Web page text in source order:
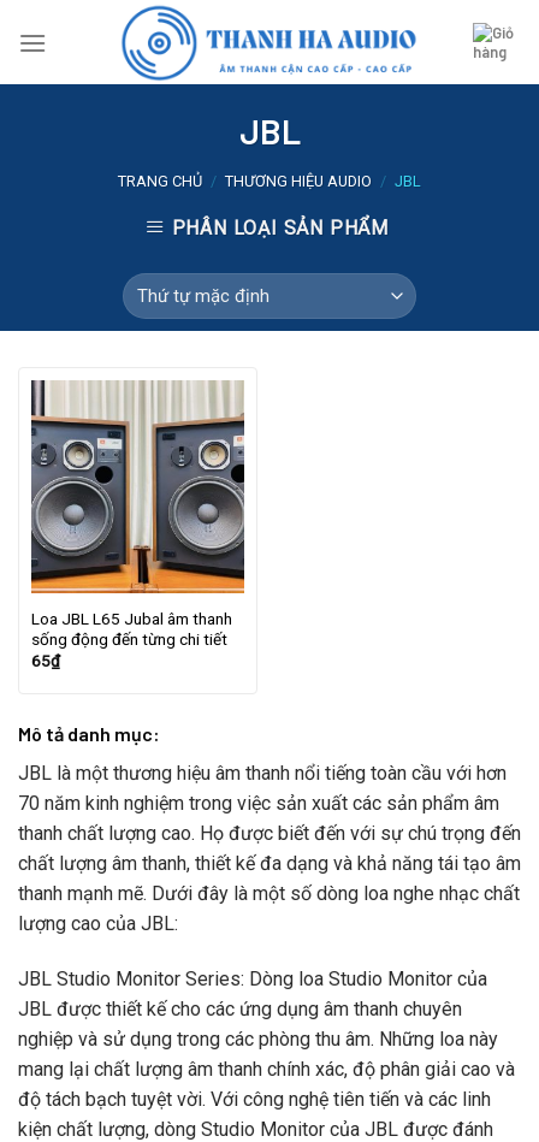
JBL
TRANG CHỦ / THƯƠNG HIỆU AUDIO / JBL
PHÂN LOẠI SẢN PHẨM
Loa JBL L65 Jubal âm thanh
sống động đến từng chi tiết
65₫
Mô tả danh mục:
JBL là một thương hiệu âm thanh nổi tiếng toàn cầu với hơn
70 năm kinh nghiệm trong việc sản xuất các sản phẩm âm
thanh chất lượng cao. Họ được biết đến với sự chú trọng đến
chất lượng âm thanh, thiết kế đa dạng và khả năng tái tạo âm
thanh mạnh mẽ. Dưới đây là một số dòng loa nghe nhạc chất
lượng cao của JBL:
JBL Studio Monitor Series: Dòng loa Studio Monitor của
JBL được thiết kế cho các ứng dụng âm thanh chuyên
nghiệp và sử dụng trong các phòng thu âm. Những loa này
mang lại chất lượng âm thanh chính xác, độ phân giải cao và
độ tách bạch tuyệt vời. Với công nghệ tiên tiến và các linh
kiện chất lượng, dòng Studio Monitor của JBL được đánh